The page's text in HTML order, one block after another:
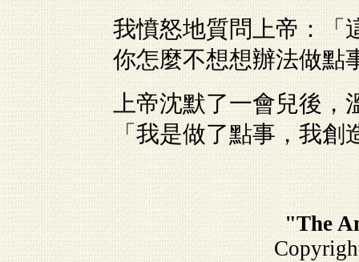
我憤怒地質問上帝：「
你怎麼不想想辦法做點
上帝沈默了一會兒後，
「我是做了點事，我
"The